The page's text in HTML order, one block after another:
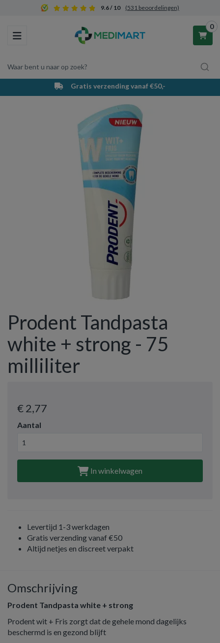
9.6 / 10 (531 beoordelingen)
Toggle navigation
Waar bent u naar op zoek?
0
Winkelwagen
Uw winkelwagen is leeg.
Vul hem met producten.
Gratis verzending vanaf €50,-
Prodent Tandpasta
white + strong - 75
milliliter
€ 2,77
Aantal
In winkelwagen
Levertijd 1-3 werkdagen
Gratis verzending vanaf €50
Altijd netjes en discreet verpakt
Omschrijving
Prodent Tandpasta white + strong
Prodent wit + Fris zorgt dat de gehele mond dagelijks
beschermd is en gezond blijft